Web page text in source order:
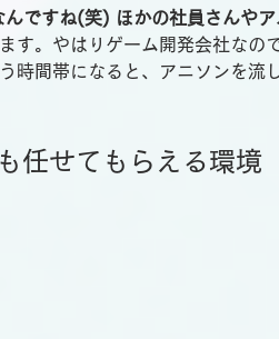
ですね(笑) ほかの社員さんや
す。やはりゲーム開発会社なの
時間帯になると、アニソンを流
任せてもらえる環境